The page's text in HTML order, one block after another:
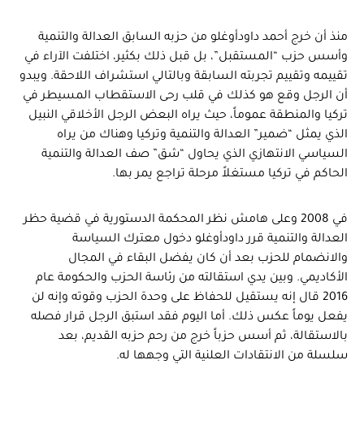
منذ أن خرج أحمد داودأوغلو من حزبه السابق العدالة والتنمية
وأسس حزب “المستقبل”، بل قبل ذلك بكثير، اختلفت الآراء في
تقييمه وتقييم تجربته السابقة وبالتالي استشراف اللاحقة. ويبدو
أن الرجل وقع هو كذلك في قلب رحى الاستقطاب المسيطر في
تركيا والمنطقة عموماً، حيث يراه البعض الرجل الأخلاقي النبيل
الذي يمثل “ضمير” العدالة والتنمية وتركيا وهناك من يراه
السياسي الانتهازي الذي يحاول “شق” صف العدالة والتنمية
الحاكم في تركيا مستغلاً مرحلة تراجع يمر بها.
في 2008 وعلى هامش نظر المحكمة الدستورية في قضية حظر
العدالة والتنمية قرر داودأوغلو دخول معترك السياسة
والانضمام للحزب بعد أن كان يفضل البقاء في المجال
الأكاديمي. وبين يدي استقالته من رئاسة الحزب والحكومة عام
2016 قال إنه يستقيل للحفاظ على وحدة الحزب وقوته وإنه لن
يفعل يوماً عكس ذلك. أما اليوم فقد استبق الرجل قرار فصله
بالاستقالة، ثم أسس حزباً خرج من رحم حزبه القديم، بعد
سلسلة من الانتقادات العلنية التي وجهها له.